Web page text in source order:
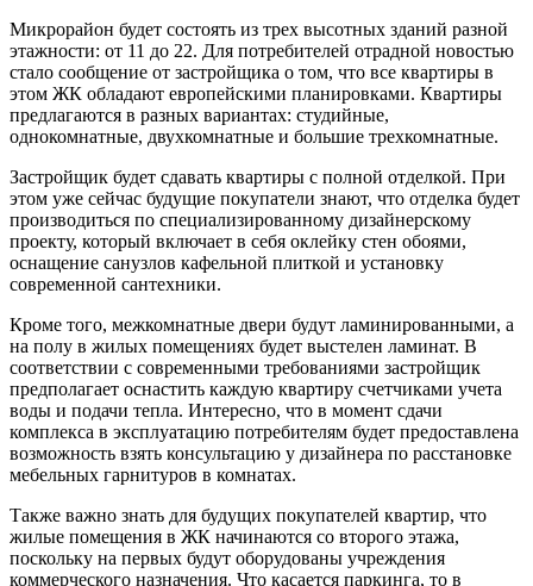
Микрорайон будет состоять из трех высотных зданий разной
этажности: от 11 до 22. Для потребителей отрадной новостью
стало сообщение от застройщика о том, что все квартиры в
этом ЖК обладают европейскими планировками. Квартиры
предлагаются в разных вариантах: студийные,
однокомнатные, двухкомнатные и большие трехкомнатные.
Застройщик будет сдавать квартиры с полной отделкой. При
этом уже сейчас будущие покупатели знают, что отделка будет
производиться по специализированному дизайнерскому
проекту, который включает в себя оклейку стен обоями,
оснащение санузлов кафельной плиткой и установку
современной сантехники.
Кроме того, межкомнатные двери будут ламинированными, а
на полу в жилых помещениях будет выстелен ламинат. В
соответствии с современными требованиями застройщик
предполагает оснастить каждую квартиру счетчиками учета
воды и подачи тепла. Интересно, что в момент сдачи
комплекса в эксплуатацию потребителям будет предоставлена
возможность взять консультацию у дизайнера по расстановке
мебельных гарнитуров в комнатах.
Также важно знать для будущих покупателей квартир, что
жилые помещения в ЖК начинаются со второго этажа,
поскольку на первых будут оборудованы учреждения
коммерческого назначения. Что касается паркинга, то в